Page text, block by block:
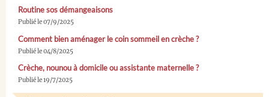
Routine sos démangeaisons
Publié le 07/9/2025
Comment bien aménager le coin sommeil en crèche ?
Publié le 04/8/2025
Crèche, nounou à domicile ou assistante maternelle ?
Publié le 19/7/2025